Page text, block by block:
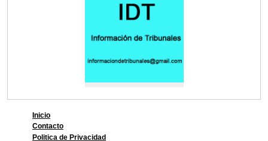
Inicio
Contacto
Politica de Privacidad